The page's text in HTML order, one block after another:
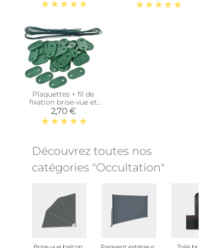
Plaquettes + fil de
fixation brise-vue et
canisses (Lot de 30)
(Vert)
2,70 €
Découvrez toutes nos
catégories "Occultation"